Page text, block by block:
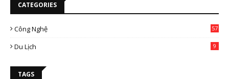
CATEGORIES
Công Nghệ 57
Du Lịch 9
TAGS